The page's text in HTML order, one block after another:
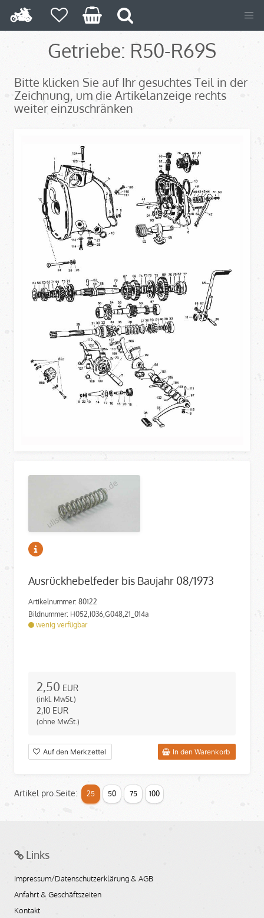
Getriebe: R50-R69S
Bitte klicken Sie auf Ihr gesuchtes Teil in der
Zeichnung, um die Artikelanzeige rechts
weiter einzuschränken
Ausrückhebelfeder bis Baujahr 08/1973
Artikelnummer: 80122
Bildnummer: H052,I036,G048,21_014a
wenig verfügbar
2,50 EUR
(inkl. MwSt.)
2,10 EUR
(ohne MwSt.)
Auf den Merkzettel In den Warenkorb
Artikel pro Seite: 25 50 75 100
Links
Impressum/Datenschutzerklärung & AGB
Anfahrt & Geschäftszeiten
Kontakt